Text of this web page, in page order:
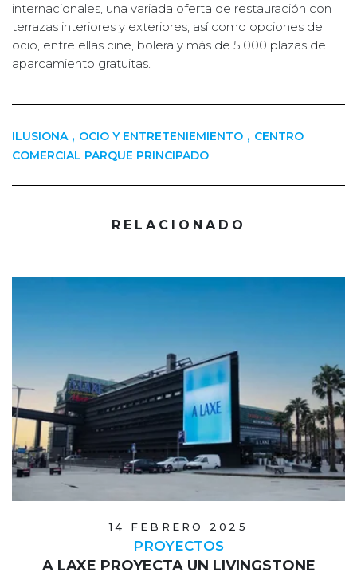
internacionales, una variada oferta de restauración con
terrazas interiores y exteriores, así como opciones de
ocio, entre ellas cine, bolera y más de 5.000 plazas de
aparcamiento gratuitas.
ILUSIONA , OCIO Y ENTRETENIEMIENTO , CENTRO
COMERCIAL PARQUE PRINCIPADO
RELACIONADO
14 FEBRERO 2025
PROYECTOS
A LAXE PROYECTA UN LIVINGSTONE